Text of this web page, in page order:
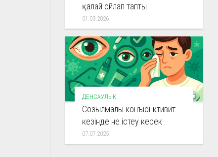
қалай ойлап тапты
01.03.2026
ДЕНСАУЛЫҚ
Созылмалы конъюнктивит
кезінде не істеу керек
07.07.2025